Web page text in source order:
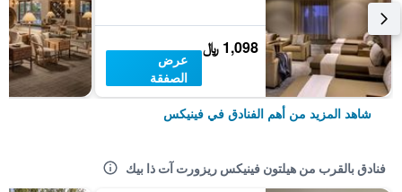
1,098 ﷼
عرض
الصفقة
شاهد المزيد من أهم الفنادق في فينيكس
فنادق بالقرب من هيلتون فينيكس ريزورت آت ذا بيك